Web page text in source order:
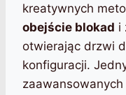
kreatywnych
obejście blokad i
otwierając drzwi
konfiguracji.